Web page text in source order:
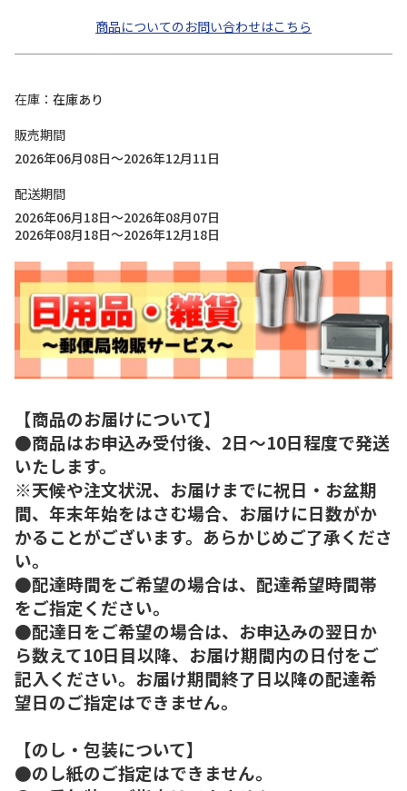
商品についてのお問い合わせはこちら
在庫
在庫あり
販売期間
2026年06月08日～2026年12月11日
配送期間
2026年06月18日～2026年08月07日
2026年08月18日～2026年12月18日
【商品のお届けについて】
●商品はお申込み受付後、2日～10日程度で発送
いたします。
※天候や注文状況、お届けまでに祝日・お盆期
間、年末年始をはさむ場合、お届けに日数がか
かることがございます。あらかじめご了承くださ
い。
●配達時間をご希望の場合は、配達希望時間帯
をご指定ください。
●配達日をご希望の場合は、お申込みの翌日か
ら数えて10日目以降、お届け期間内の日付をご
記入ください。お届け期間終了日以降の配達希
望日のご指定はできません。
【のし・包装について】
●のし紙のご指定はできません。